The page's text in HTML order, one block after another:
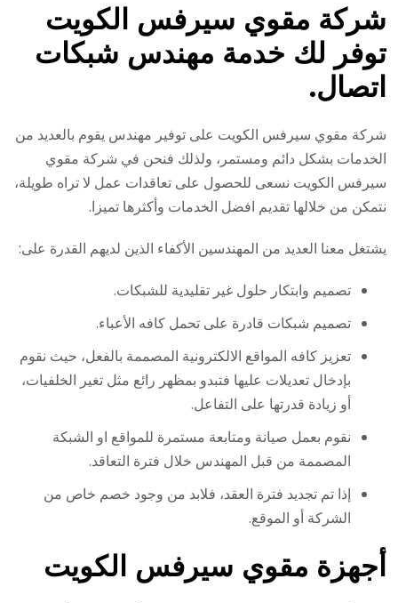
شركة مقوي سيرفس الكويت
توفر لك خدمة مهندس شبكات
اتصال.
شركة مقوي سيرفس الكويت على توفير مهندس يقوم بالعديد من
الخدمات بشكل دائم ومستمر، ولذلك فنحن في شركة مقوي
سيرفس الكويت نسعى للحصول على تعاقدات عمل لا تراه طويلة،
نتمكن من خلالها تقديم افضل الخدمات وأكثرها تميزا.
يشتغل معنا العديد من المهندسين الأكفاء الذين لديهم القدرة على:
تصميم وابتكار حلول غير تقليدية للشبكات.
تصميم شبكات قادرة على تحمل كافه الأعباء.
تعزيز كافه المواقع الالكترونية المصممة بالفعل، حيث نقوم
بإدخال تعديلات عليها فتبدو بمظهر رائع مثل تغير الخلفيات،
أو زيادة قدرتها على التفاعل.
نقوم بعمل صيانة ومتابعة مستمرة للمواقع او الشبكة
المصممة من قبل المهندس خلال فترة التعاقد.
إذا تم تجديد فترة العقد، فلابد من وجود خصم خاص من
الشركة أو الموقع.
أجهزة مقوي سيرفس الكويت